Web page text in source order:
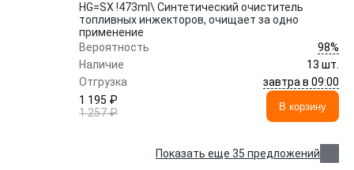
HG=SX !473ml\ Синтетический очиститель
топливных инжекторов, очищает за одно
применение
Вероятность
98%
Наличие
13 шт.
Отгрузка
завтра в 09:00
1 195 ₽
1 257 ₽
В корзину
Показать еще 35 предложений